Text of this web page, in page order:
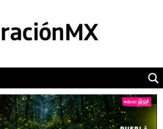
POLÍTICA
CAMALEÓN
OPINIÓN